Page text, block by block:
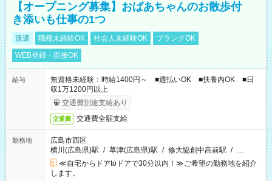
【オープニング募集】おばあちゃんのお散歩付
き添いも仕事の1つ
派遣 職種未経験OK 社会人未経験OK
ブランクOK
WEB登録・面接OK
給与
無資格未経験：時給1400円～ ■週払いOK ■扶養内OK ■日
収1万1200円以上
交通費別途支給あり
交通費 交通費全額支給
勤務地
広島市西区
横川(広島県)駅 / 草津(広島県)駅 / 修大協創中高前駅 / …
≪自宅からドアtoドアで30分以内！≫ご希望の勤務地を紹介
します。